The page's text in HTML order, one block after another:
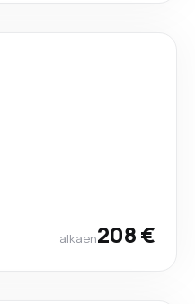
alkaen208 €